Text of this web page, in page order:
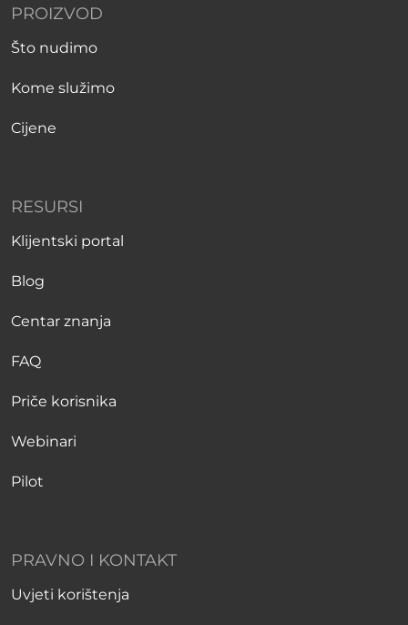
PROIZVOD
Što nudimo
Kome služimo
Cijene
RESURSI
Klijentski portal
Blog
Centar znanja
FAQ
Priče korisnika
Webinari
Pilot
PRAVNO I KONTAKT
Uvjeti korištenja